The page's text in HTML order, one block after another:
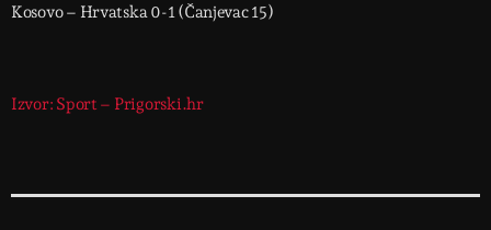
Kosovo – Hrvatska 0-1 (Čanjevac 15)
Izvor: Sport – Prigorski.hr